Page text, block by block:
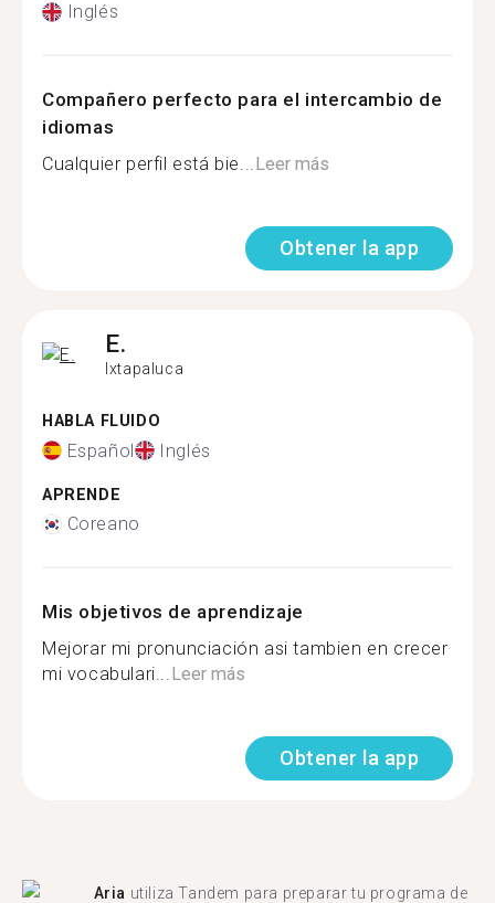
Inglés
Compañero perfecto para el intercambio de
idiomas
Cualquier perfil está bie...Leer más
Obtener la app
E.
Ixtapaluca
HABLA FLUIDO
Español Inglés
APRENDE
Coreano
Mis objetivos de aprendizaje
Mejorar mi pronunciación asi tambien en crecer
mi vocabulari...Leer más
Obtener la app
Aria utiliza Tandem para preparar tu programa de